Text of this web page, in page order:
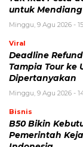
Minggu, 9 Agu 2026 -
Bisnis
B50 Bikin
Pemerintah
Indonesia
Minggu, 9 Agu 2026 -
Bisnis
Baru 2 Tahun
OLIX Kini
Minggu, 9 Agu 2026 -